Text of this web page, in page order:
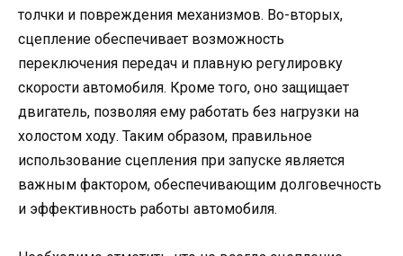
толчки и повреждения механизмов. Во-вторых,
сцепление обеспечивает возможность
переключения передач и плавную регулировку
скорости автомобиля. Кроме того, оно защищает
двигатель, позволяя ему работать без нагрузки на
холостом ходу. Таким образом, правильное
использование сцепления при запуске является
важным фактором, обеспечивающим долговечность
и эффективность работы автомобиля.